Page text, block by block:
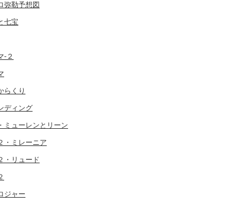
弥勒予想図
七宝
-２
らくり
ディング
ミューレンとリーン
・ミレーニア
・リュード
ジャー